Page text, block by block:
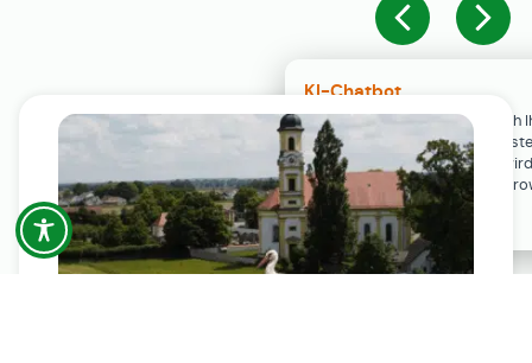
KI-Chatbot
Der KI-Chatbot steht erst nach
Einwilligung in den Cookie-
Verfügung. Der Chat-Verlauf
ausschließlich lokal in Ihrem
gespeichert.